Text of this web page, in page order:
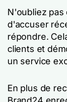
N'oubliez
d'accuser
répondre.
clients et
un service
En plus de